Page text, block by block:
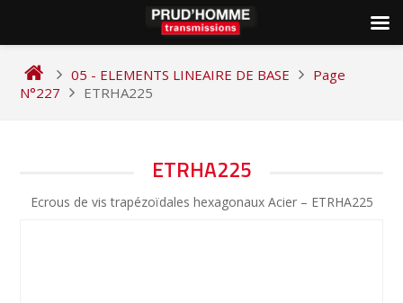
content
05 - ELEMENTS LINEAIRE DE BASE
Page
N°227
ETRHA225
ETRHA225
Ecrous de vis trapézoïdales hexagonaux Acier – ETRHA225
DE